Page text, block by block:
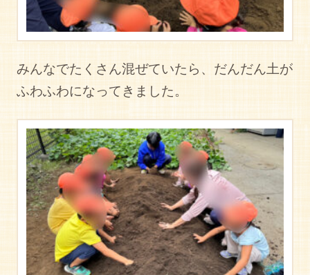
みんなでたくさん混ぜていたら、だんだん土が
ふわふわになってきました。